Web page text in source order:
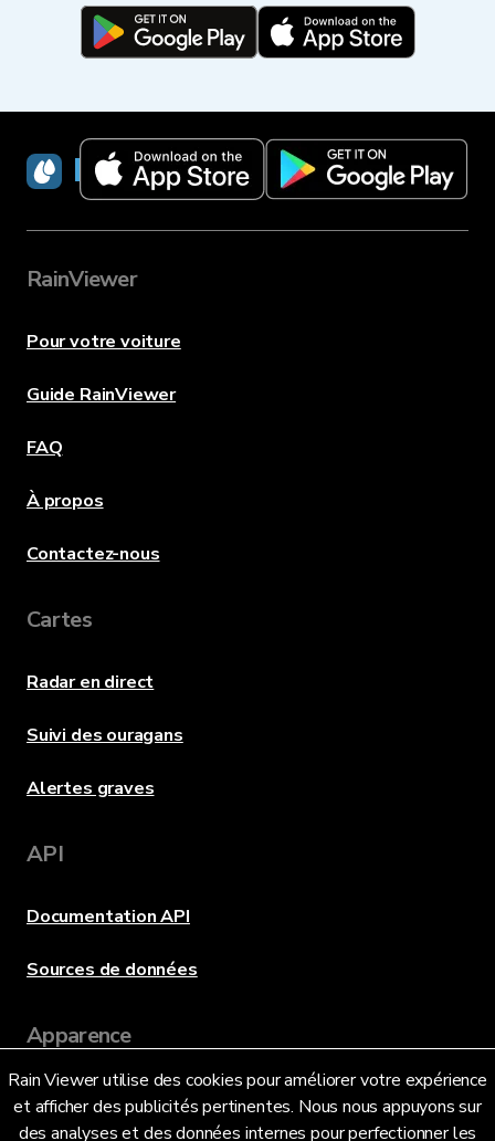
Rain Viewer utilise des cookies pour améliorer votre expérience
et afficher des publicités pertinentes. Nous nous appuyons sur
des analyses et des données internes pour perfectionner les
RainViewer
RainViewer
Pour votre voiture
Guide RainViewer
FAQ
À propos
Contactez-nous
Cartes
Radar en direct
Suivi des ouragans
Alertes graves
API
Documentation API
Sources de données
Apparence
Langue